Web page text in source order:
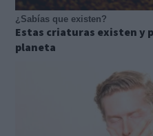
¿Sabías que existen?
Estas criaturas existen y
planeta